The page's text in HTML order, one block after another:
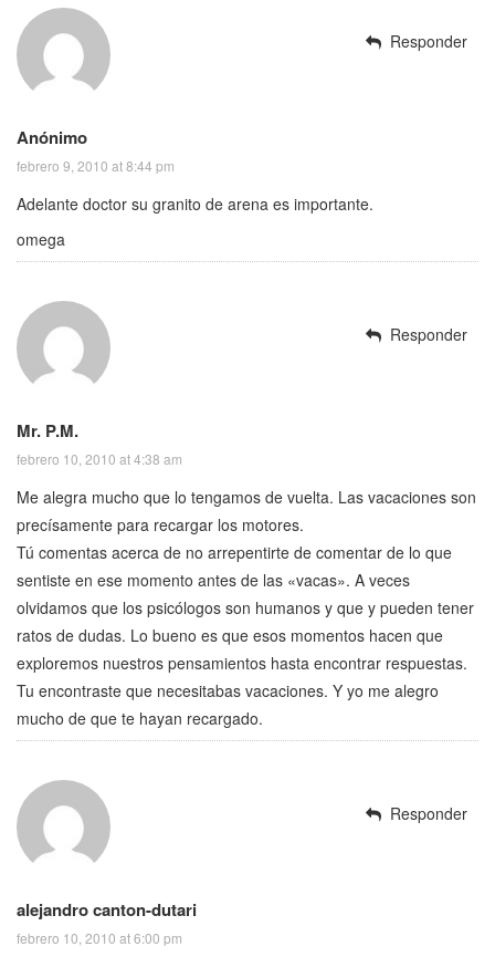
Anónimo
febrero 9, 2010 at 8:44 pm
Adelante doctor su granito de arena es importante.
omega
Responder
Mr. P.M.
febrero 10, 2010 at 4:38 am
Me alegra mucho que lo tengamos de vuelta. Las vacaciones son
precísamente para recargar los motores.
Tú comentas acerca de no arrepentirte de comentar de lo que
sentiste en ese momento antes de las «vacas». A veces
olvidamos que los psicólogos son humanos y que y pueden tener
ratos de dudas. Lo bueno es que esos momentos hacen que
exploremos nuestros pensamientos hasta encontrar respuestas.
Tu encontraste que necesitabas vacaciones. Y yo me alegro
mucho de que te hayan recargado.
Responder
alejandro canton-dutari
febrero 10, 2010 at 6:00 pm
Responder